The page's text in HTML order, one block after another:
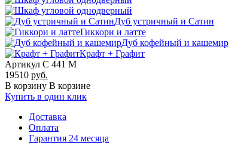
Дуб устричный и Сатин
Гиккори и латте
Дуб кофейный и кашемир
Крафт + Графит
Артикул С 441 М
19510 руб.
В корзину В корзине
Купить в один клик
Доставка
Оплата
Гарантия 24 месяца